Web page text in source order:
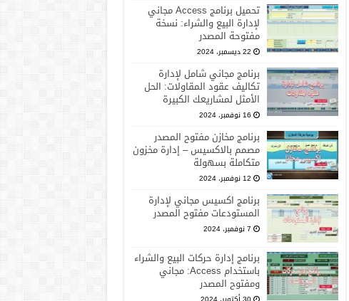
تحميل برنامج Access مجاني
لإدارة البيع والشراء: نسخة
مفتوحة المصدر
22 ديسمبر، 2024
برنامج مجاني شامل لإدارة
تكاليف عقود المقاولات: الحل
الأمثل لمشاريعك الكبيرة
16 نوفمبر، 2024
برنامج مخازن مفتوح المصدر
مصمم بالاكسيس – إدارة مخزون
متكاملة بسهولة
12 نوفمبر، 2024
برنامج اكسيس مجاني لإدارة
المستودعات مفتوح المصدر
7 نوفمبر، 2024
برنامج إدارة حركات البيع والشراء
باستخدام Access: مجاني
ومفتوح المصدر